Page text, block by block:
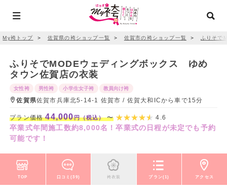
My袴トップ ＞ 佐賀県の袴ショップ一覧 ＞ 佐賀市の袴ショップ一覧 ＞ ふりそで
ふりそでMODEウェディングボックス ゆめ
タウン佐賀店の衣装
女性袴 男性袴 小学生女子袴 教員向け袴
佐賀県佐賀市兵庫北5-14-1 佐賀市 / 佐賀大和ICから車で15分
プラン価格44,000円（税込）〜 4.6
卒業式年間施工数約8,000名！卒業式の日程が未定でも予約
可能です！
TOP 口コミ(39) 袴衣装 プラン(1) アクセス